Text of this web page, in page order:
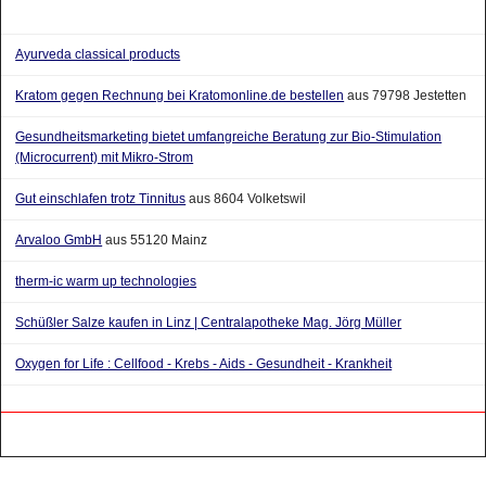
Ayurveda classical products
Kratom gegen Rechnung bei Kratomonline.de bestellen aus 79798 Jestetten
Gesundheitsmarketing bietet umfangreiche Beratung zur Bio-Stimulation
(Microcurrent) mit Mikro-Strom
Gut einschlafen trotz Tinnitus aus 8604 Volketswil
Arvaloo GmbH aus 55120 Mainz
therm-ic warm up technologies
Schüßler Salze kaufen in Linz | Centralapotheke Mag. Jörg Müller
Oxygen for Life : Cellfood - Krebs - Aids - Gesundheit - Krankheit